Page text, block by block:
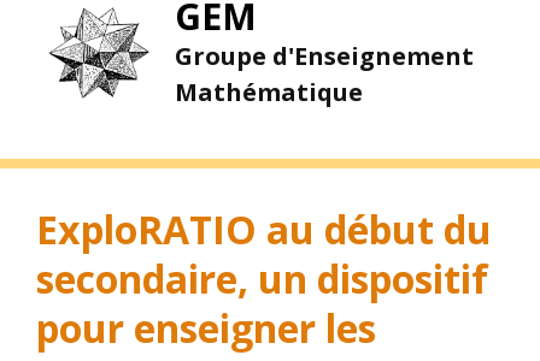
GEM
Groupe d'Enseignement
Mathématique
ExploRATIO au début du
secondaire, un dispositif
pour enseigner les